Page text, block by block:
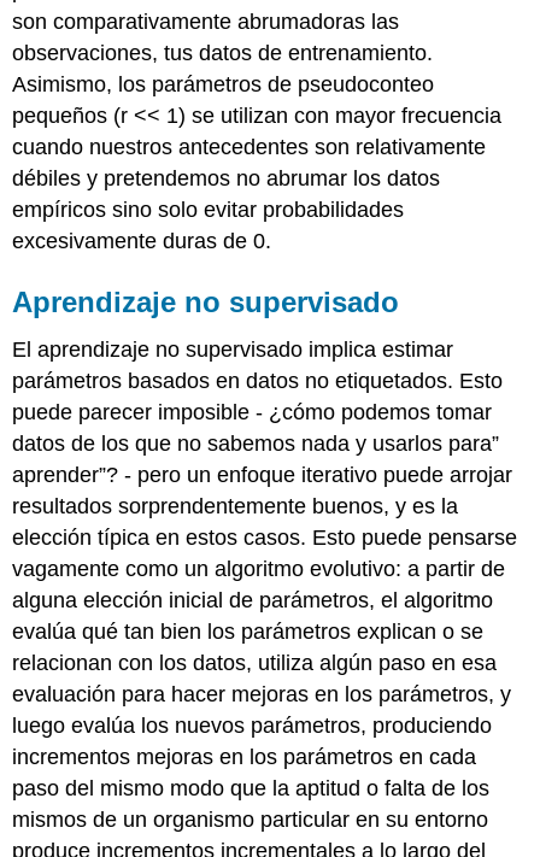
son comparativamente abrumadoras las
observaciones, tus datos de entrenamiento.
Asimismo, los parámetros de pseudoconteo
pequeños (r << 1) se utilizan con mayor frecuencia
cuando nuestros antecedentes son relativamente
débiles y pretendemos no abrumar los datos
empíricos sino solo evitar probabilidades
excesivamente duras de 0.
Aprendizaje no supervisado
El aprendizaje no supervisado implica estimar
parámetros basados en datos no etiquetados. Esto
puede parecer imposible - ¿cómo podemos tomar
datos de los que no sabemos nada y usarlos para”
aprender”? - pero un enfoque iterativo puede arrojar
resultados sorprendentemente buenos, y es la
elección típica en estos casos. Esto puede pensarse
vagamente como un algoritmo evolutivo: a partir de
alguna elección inicial de parámetros, el algoritmo
evalúa qué tan bien los parámetros explican o se
relacionan con los datos, utiliza algún paso en esa
evaluación para hacer mejoras en los parámetros, y
luego evalúa los nuevos parámetros, produciendo
incrementos mejoras en los parámetros en cada
paso del mismo modo que la aptitud o falta de los
mismos de un organismo particular en su entorno
produce incrementos incrementales a lo largo del